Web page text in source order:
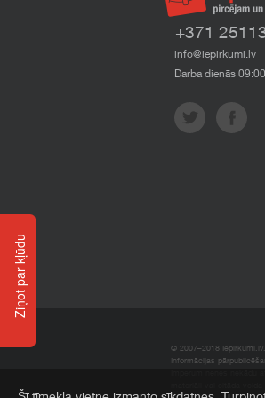
+371
info@iepirkumi.lv
Darba dienās
© 2007–2018
Informācijas
Ziņot par kļūdu